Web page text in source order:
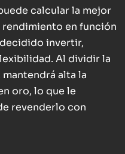
calcular la mejor
en función
invertir,
Al dividir la
alta la
oro, lo que le
revenderlo con